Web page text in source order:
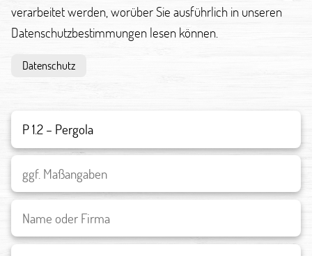
verarbeitet werden, worüber Sie ausführlich in unseren
Datenschutzbestimmungen lesen können.
Datenschutz